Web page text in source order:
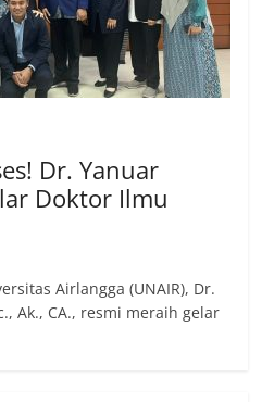
Dr. Yanuar
Doktor Ilmu
Airlangga (UNAIR), Dr.
Ak., CA., resmi meraih gelar